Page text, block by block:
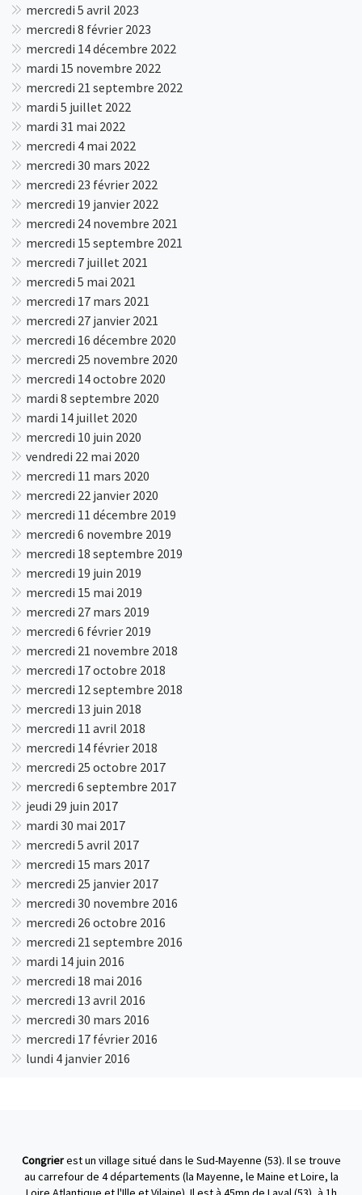
mercredi 5 avril 2023
mercredi 8 février 2023
mercredi 14 décembre 2022
mardi 15 novembre 2022
mercredi 21 septembre 2022
mardi 5 juillet 2022
mardi 31 mai 2022
mercredi 4 mai 2022
mercredi 30 mars 2022
mercredi 23 février 2022
mercredi 19 janvier 2022
mercredi 24 novembre 2021
mercredi 15 septembre 2021
mercredi 7 juillet 2021
mercredi 5 mai 2021
mercredi 17 mars 2021
mercredi 27 janvier 2021
mercredi 16 décembre 2020
mercredi 25 novembre 2020
mercredi 14 octobre 2020
mardi 8 septembre 2020
mardi 14 juillet 2020
mercredi 10 juin 2020
vendredi 22 mai 2020
mercredi 11 mars 2020
mercredi 22 janvier 2020
mercredi 11 décembre 2019
mercredi 6 novembre 2019
mercredi 18 septembre 2019
mercredi 19 juin 2019
mercredi 15 mai 2019
mercredi 27 mars 2019
mercredi 6 février 2019
mercredi 21 novembre 2018
mercredi 17 octobre 2018
mercredi 12 septembre 2018
mercredi 13 juin 2018
mercredi 11 avril 2018
mercredi 14 février 2018
mercredi 25 octobre 2017
mercredi 6 septembre 2017
jeudi 29 juin 2017
mardi 30 mai 2017
mercredi 5 avril 2017
mercredi 15 mars 2017
mercredi 25 janvier 2017
mercredi 30 novembre 2016
mercredi 26 octobre 2016
mercredi 21 septembre 2016
mardi 14 juin 2016
mercredi 18 mai 2016
mercredi 13 avril 2016
mercredi 30 mars 2016
mercredi 17 février 2016
lundi 4 janvier 2016
Congrierest un village situé dans le Sud-Mayenne (53). Il se trouve
au carrefour de 4 départements (la Mayenne, le Maine et Loire, la